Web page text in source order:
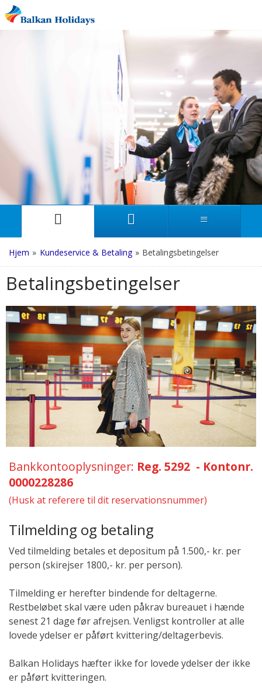
Hjem » Kundeservice & Betaling » Betalingsbetingelser
Betalingsbetingelser
Bankkontooplysninger: Reg. 5292 - Kontonr.
0000228286
(Husk at referere til dit reservationsnummer)
Tilmelding og betaling
Ved tilmelding betales et depositum på 1.500,- kr. per
person (skirejser 1800,- kr. per person).
Tilmelding er herefter bindende for deltagerne.
Restbeløbet skal være uden påkrav bureauet i hænde
senest 21 dage før afrejsen. Venligst kontroller at alle
lovede ydelser er påført kvittering/deltagerbevis.
Balkan Holidays hæfter ikke for lovede ydelser der ikke
er påført kvitteringen.